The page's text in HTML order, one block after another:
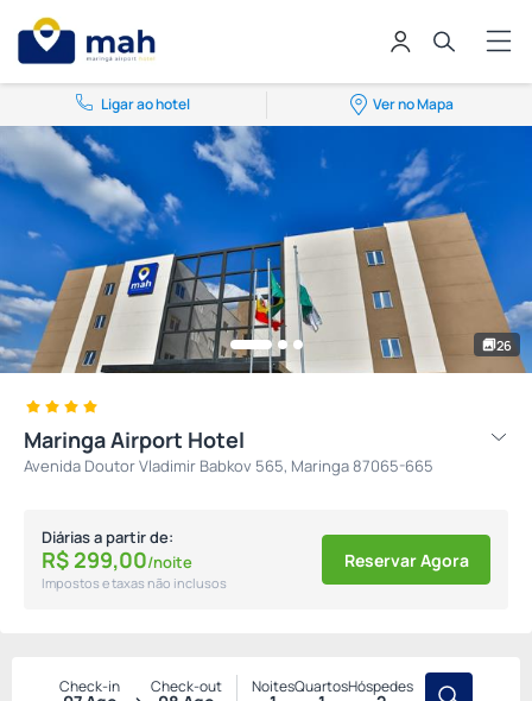
Ligar ao hotel Ver no Mapa
26
Maringa Airport Hotel
Avenida Doutor Vladimir Babkov 565, Maringa 87065-665
Diárias a partir de:
R$ 299,00/noite
Impostos e taxas não inclusos
Reservar Agora
Check-in Check-out NoitesQuartosHóspedes